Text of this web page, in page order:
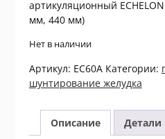
артикуляционный
мм, 440 мм)
Нет в наличии
Артикул: EC60A Категории:
шунтирование желудка
Описание Детали